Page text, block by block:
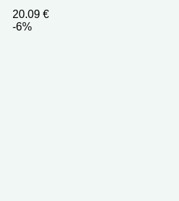
20.09 €
-6%